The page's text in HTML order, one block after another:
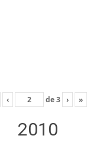
‹ de3 › »
2010